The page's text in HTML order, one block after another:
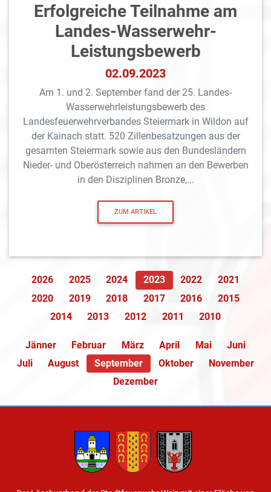
Erfolgreiche Teilnahme am
Landes-Wasserwehr-
Leistungsbewerb
02.09.2023
Am 1. und 2. September fand der 25. Landes-
Wasserwehrleistungsbewerb des
Landesfeuerwehrverbandes Steiermark in Wildon auf
der Kainach statt. 520 Zillenbesatzungen aus der
gesamten Steiermark sowie aus den Bundesländern
Nieder- und Oberösterreich nahmen an den Bewerben
in den Disziplinen Bronze,...
ZUM ARTIKEL
2026 2025 2024 2023 2022
2021
2020
2019 2018 2017 2016
2015
2014
2013 2012 2011 2010
Jänner Februar März April Mai
Juni
Juli
August September Oktober
November
Dezember